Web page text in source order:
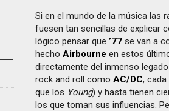
Si en el mundo de la música las
fuesen tan sencillas de explicar
lógico pensar que’77 se van a
hechoAirbourne en estos
directamente del inmenso
rock and roll comoAC/DC,
que los Young) y hasta tienen
los que toman sus influencias.